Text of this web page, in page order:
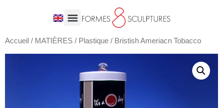
Accueil / MATIÈRES / Plastique / Bristish Ameriacn Tobacco